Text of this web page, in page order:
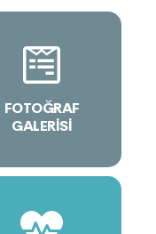
FOTOĞRAF
GALERISI